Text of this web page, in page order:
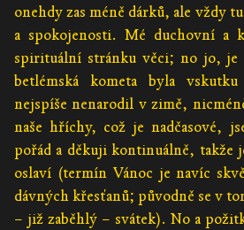
onehdy zas méně dárků, ale vždy
a spokojenosti. Mé duchovní a
spirituální stránku věci; no jo, je
betlémská kometa byla
nejspíše nenarodil v zimě,
naše hříchy, což je nadčasové,
pořád a děkuji kontinuálně, takže
oslaví (termín Vánoc je navíc
dávných křesťanů; původně se v
– již zaběhlý – svátek). No a